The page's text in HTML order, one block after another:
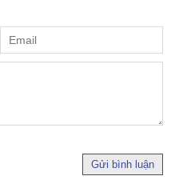
Gửi bình luận